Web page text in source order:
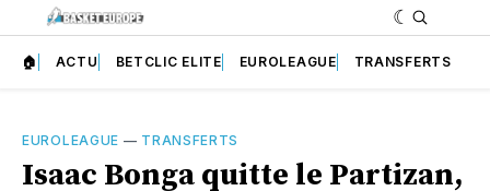
🏠 ACTU BETCLIC ELITE EUROLEAGUE TRANSFERTS
EUROLEAGUE — TRANSFERTS
Isaac Bonga quitte le Partizan,